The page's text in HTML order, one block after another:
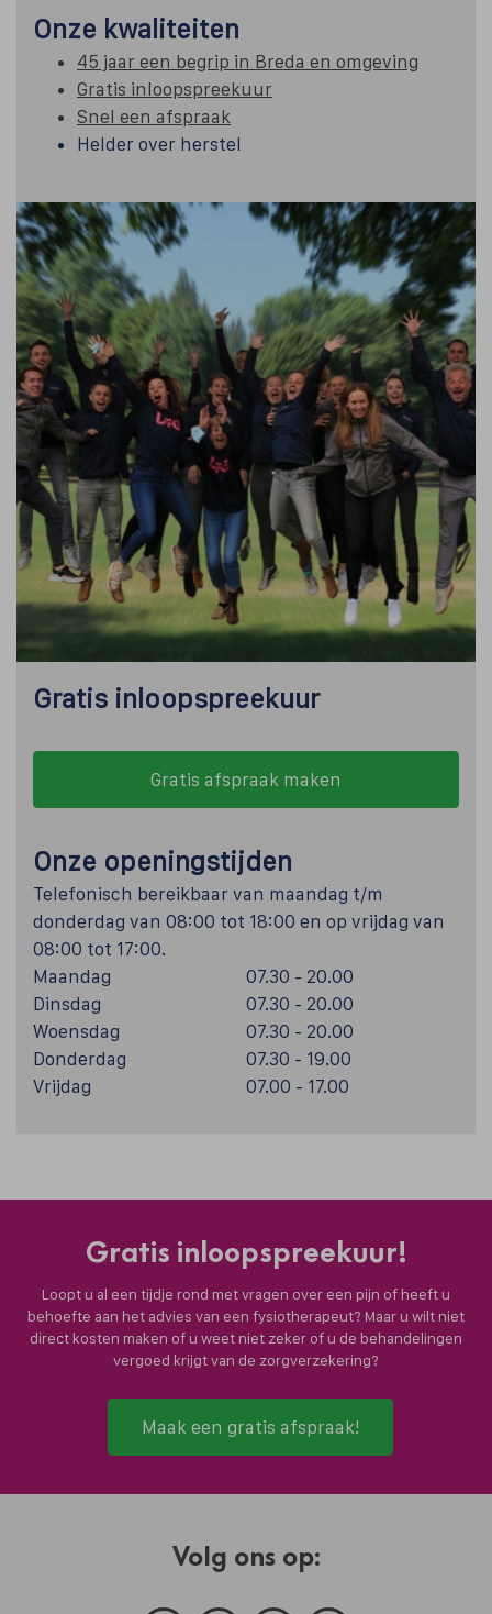
Onze kwaliteiten
45 jaar een begrip in Breda en omgeving
Gratis inloopspreekuur
Snel een afspraak
Helder over herstel
Gratis inloopspreekuur
Gratis afspraak maken
Onze openingstijden
Telefonisch bereikbaar van maandag t/m
donderdag van 08:00 tot 18:00 en op vrijdag van
08:00 tot 17:00.
Maandag
07.30 - 20.00
Dinsdag
07.30 - 20.00
Woensdag
07.30 - 20.00
Donderdag
07.30 - 19.00
Vrijdag
07.00 - 17.00
Gratis inloopspreekuur!
Loopt u al een tijdje rond met vragen over een pijn of heeft u
behoefte aan het advies van een fysiotherapeut? Maar u wilt niet
direct kosten maken of u weet niet zeker of u de behandelingen
vergoed krijgt van de zorgverzekering?
Maak een gratis afspraak!
Volg ons op: